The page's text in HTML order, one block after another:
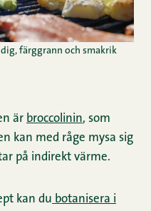
färggrann och smakrik
är broccolinin, som
kan med råge mysa sig
på indirekt värme.
kan du botanisera i